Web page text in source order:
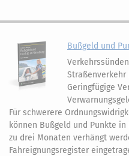
Bußgeld und
Geringfügige
Für schwerere
können Bußgeld und Punkte
zu drei Monaten verhängt
Fahreignungsregister